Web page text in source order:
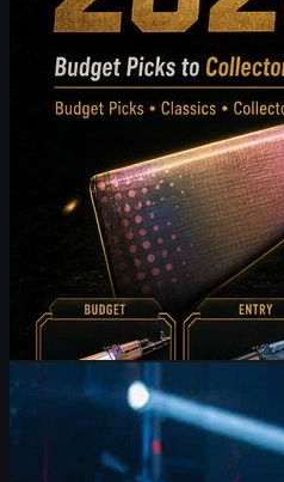
카운터 스트라이크 2
FURIA FalleN 인터뷰: CS2